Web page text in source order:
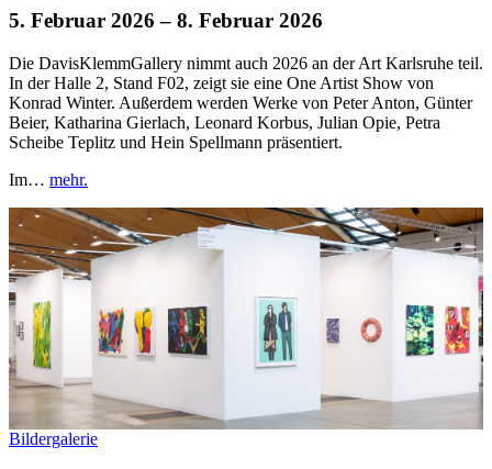
5. Februar 2026 – 8. Februar 2026
Die DavisKlemmGallery nimmt auch 2026 an der Art Karlsruhe teil.
In der Halle 2, Stand F02, zeigt sie eine One Artist Show von
Konrad Winter. Außerdem werden Werke von Peter Anton, Günter
Beier, Katharina Gierlach, Leonard Korbus, Julian Opie, Petra
Scheibe Teplitz und Hein Spellmann präsentiert.
Im… mehr.
Bildergalerie